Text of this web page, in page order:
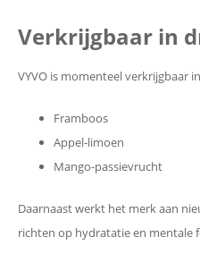
Verkrijgbaar in
VYVO is momenteel verkrijgbaar
Framboos
Appel-limoen
Mango-passievrucht
Daarnaast werkt het merk aan
richten op hydratatie en mentale